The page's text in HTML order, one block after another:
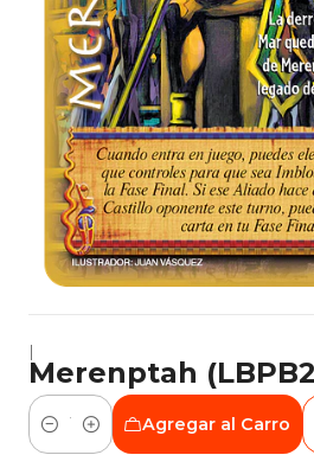
|
Merenptah
Cantidad
Agregar al Carro